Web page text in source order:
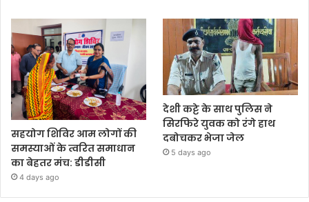
सहयोग शिविर आम लोगों की
समस्याओं के त्वरित समाधान
का बेहतर मंच: डीडीसी
4 days ago
देशी कट्टे के साथ पुलिस ने
सिरफिरे युवक को रंगे हाथ
दबोचकर भेजा जेल
5 days ago